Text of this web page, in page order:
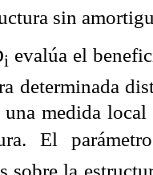
sin
i evalúa el
determinada
una medida
El
sobre la